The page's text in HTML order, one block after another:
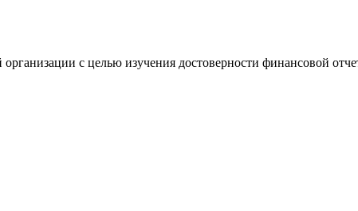
с целью изучения достоверности финансовой